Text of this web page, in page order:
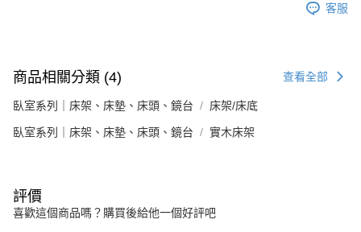
客服
商品相關分類 (4) 查看全部
臥室系列｜床架、床墊、床頭、鏡台 床架/床底
臥室系列｜床架、床墊、床頭、鏡台 實木床架
評價
喜歡這個商品嗎？購買後給他一個好評吧